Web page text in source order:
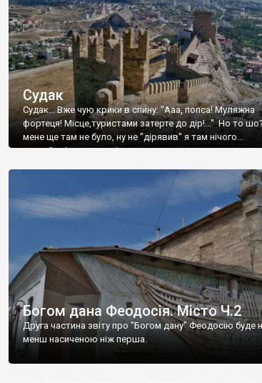
Судак
Судак... Вже чую крики в спину: "Ааа, попса! Муляжна
фортеця! Місце,туристами затерте до дір!..." Но то
мене ще там не було, ну не "дірявив" я там нічого...
принаймні до цього літа.
Богом дана Феодосія. Місто Ч.2
Друга частина звіту про "Богом дану" Феодосію буде
менш насиченою ніж перша.